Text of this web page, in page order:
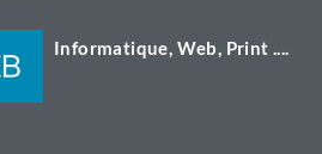
Informatique, Web, Print ....